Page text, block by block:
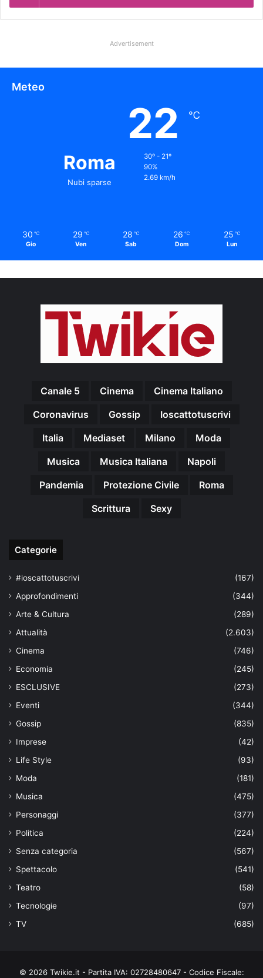
Advertisement
Meteo
Roma
Nubi sparse
22 ℃
30º - 21º
90%
2.69 km/h
30 ℃
Gio
29 ℃
Ven
28 ℃
Sab
26 ℃
Dom
25 ℃
Lun
Canale 5 Cinema
Cinema Italiano
Coronavirus
Gossip
Ioscattotuscrivi
Italia
Mediaset Milano
Moda
Musica
Musica Italiana
Napoli
Pandemia
Protezione Civile
Roma
Scrittura
Sexy
Categorie
#ioscattotuscrivi
(167)
Approfondimenti
(344)
Arte & Cultura
(289)
Attualità
(2.603)
Cinema
(746)
Economia
(245)
ESCLUSIVE
(273)
Eventi
(344)
Gossip
(835)
Imprese
(42)
Life Style
(93)
Moda
(181)
Musica
(475)
Personaggi
(377)
Politica
(224)
Senza categoria
(567)
Spettacolo
(541)
Teatro
(58)
Tecnologie
(97)
TV
(685)
© 2026 Twikie.it - Partita IVA: 02728480647 - Codice Fiscale: